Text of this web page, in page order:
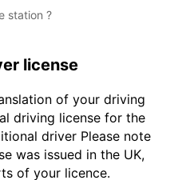
station ?
license
of your driving
driving license for the
driver Please note
was issued in the UK,
of your licence.